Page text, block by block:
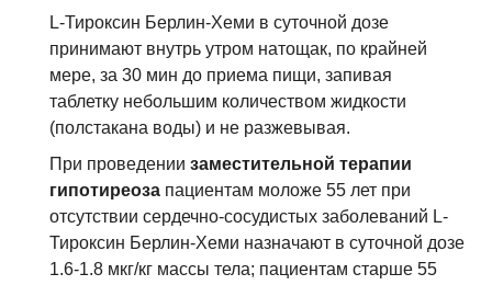
L-Тироксин Берлин-Хеми в суточной дозе
принимают внутрь утром натощак, по крайней
мере, за 30 мин до приема пищи, запивая
таблетку небольшим количеством жидкости
(полстакана воды) и не разжевывая.
При проведении заместительной терапии
гипотиреоза пациентам моложе 55 лет при
отсутствии сердечно-сосудистых заболеваний L-
Тироксин Берлин-Хеми назначают в суточной дозе
1.6-1.8 мкг/кг массы тела; пациентам старше 55